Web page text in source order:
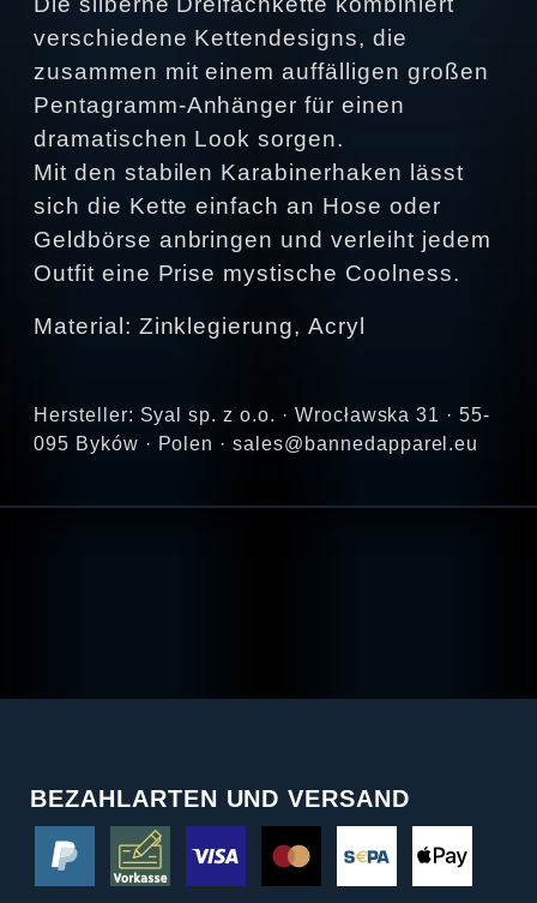
verschiedene Kettendesigns, die
zusammen mit einem auffälligen großen
Pentagramm-Anhänger für einen
dramatischen Look sorgen.
Mit den stabilen Karabinerhaken lässt
sich die Kette einfach an Hose oder
Geldbörse anbringen und verleiht jedem
Outfit eine Prise mystische Coolness.
Material: Zinklegierung, Acryl
Hersteller: Syal sp. z o.o. · Wrocławska 31 · 55-
095 Byków · Polen · sales@bannedapparel.eu
BEZAHLARTEN UND VERSAND